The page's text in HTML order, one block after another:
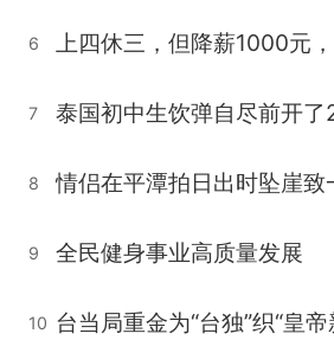
6
7 泰国初中生饮弹自尽前开了
8
9 全民健身事业高质量发展
10 台当局重金为“台独”织“皇帝